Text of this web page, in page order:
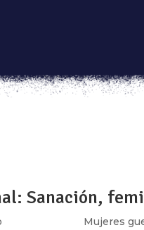
el 2020!
e Ixchel García|Dic 28,
Sanación,
Mujeres